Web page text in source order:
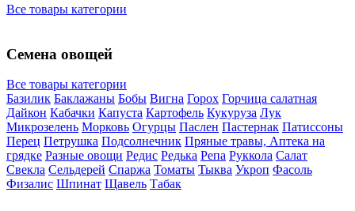
Все товары категории
Семена овощей
Все товары категории
Базилик Баклажаны Бобы Вигна Горох Горчица салатная
Дайкон Кабачки Капуста Картофель Кукуруза Лук
Микрозелень Морковь Огурцы Паслен Пастернак Патиссоны
Перец Петрушка Подсолнечник Пряные травы, Аптека на
грядке Разные овощи Редис Редька Репа Руккола Салат
Свекла Сельдерей Спаржа Томаты Тыква Укроп Фасоль
Физалис Шпинат Щавель Табак